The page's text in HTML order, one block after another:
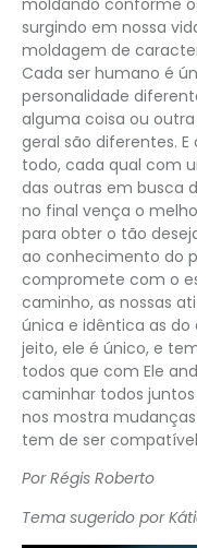
moldando conforme
surgindo em nossa
moldagem de
Cada ser humano é
personalidade
alguma coisa ou
geral são diferentes.
todo, cada qual com
das outras em busca
no final vença o
para obter o tão
ao conhecimento do
compromete com o
caminho, as nossas
única e idêntica as do
jeito, ele é único, e
todos que com Ele
caminhar todos juntos
nos mostra
tem de ser
Por Régis Roberto
Tema sugerido por